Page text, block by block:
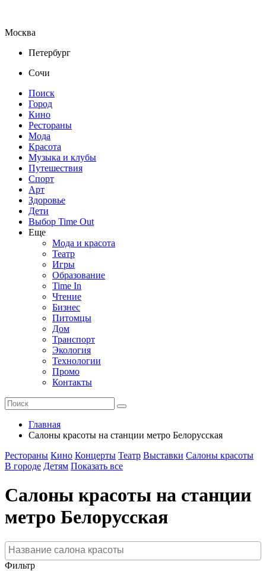
Москва
Петербург
Сочи
Поиск
Город
Кино
Рестораны
Мода
Красота
Музыка и клубы
Путешествия
Спорт
Арт
Здоровье
Дети
Выбор Time Out
Еще
Мода и красота
Театр
Игры
Образование
Time In
Чтение
Бизнес
Питомцы
Дом
Транспорт
Экология
Технологии
Промо
Контакты
Главная
Салоны красоты на станции метро Белорусская
Рестораны Кино Концерты Театр Выставки Салоны красоты
В городе Детям Показать все
Салоны красоты на станции
метро Белорусская
Фильтр